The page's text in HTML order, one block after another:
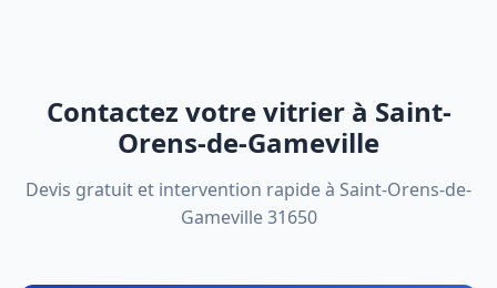
Contactez votre vitrier à Saint-
Orens-de-Gameville
Devis gratuit et intervention rapide à Saint-Orens-de-
Gameville 31650